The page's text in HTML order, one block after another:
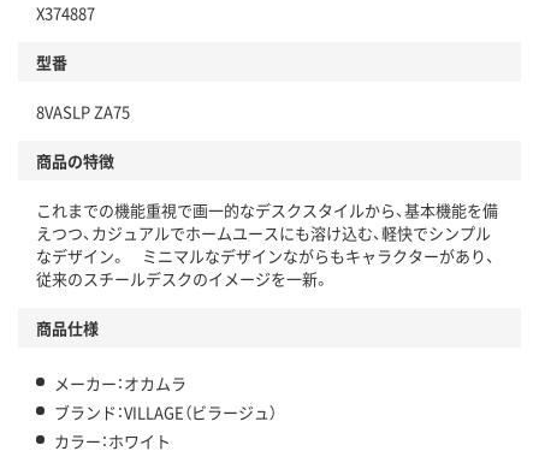
X374887
型番
8VASLP ZA75
商品の特徴
これまでの機能重視で画一的なデスクスタイルから、基本機能を備
えつつ、カジュアルでホームユースにも溶け込む、軽快でシンプル
なデザイン。 ミニマルなデザインながらもキャラクターがあり、
従来のスチールデスクのイメージを一新。
商品仕様
メーカー：オカムラ
ブランド：VILLAGE（ビラージュ）
カラー：ホワイト